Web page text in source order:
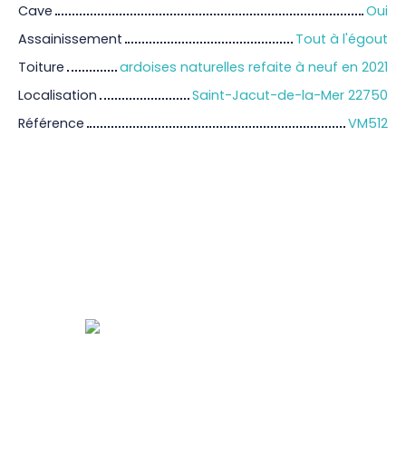
Cave
Oui
Assainissement
Tout à l'égout
Toiture
ardoises naturelles refaite à neuf en 2021
Localisation
Saint-Jacut-de-la-Mer 22750
Référence
VM512